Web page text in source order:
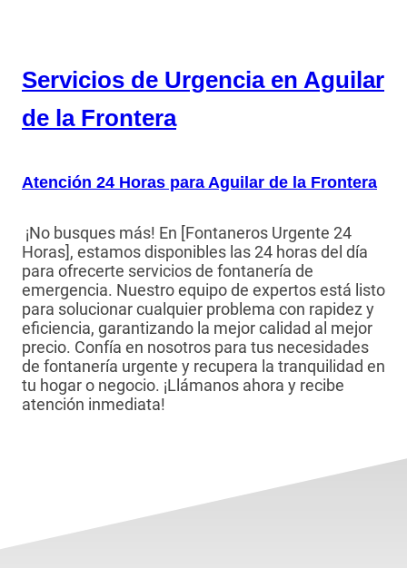
Servicios de Urgencia en Aguilar
de la Frontera
Atención 24 Horas para Aguilar de la Frontera
¡No busques más! En [Fontaneros Urgente 24
Horas], estamos disponibles las 24 horas del día
para ofrecerte servicios de fontanería de
emergencia. Nuestro equipo de expertos está listo
para solucionar cualquier problema con rapidez y
eficiencia, garantizando la mejor calidad al mejor
precio. Confía en nosotros para tus necesidades
de fontanería urgente y recupera la tranquilidad en
tu hogar o negocio. ¡Llámanos ahora y recibe
atención inmediata!